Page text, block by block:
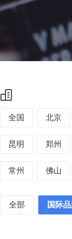
全国 北京
昆明 郑州
常州 佛山
全部 国际